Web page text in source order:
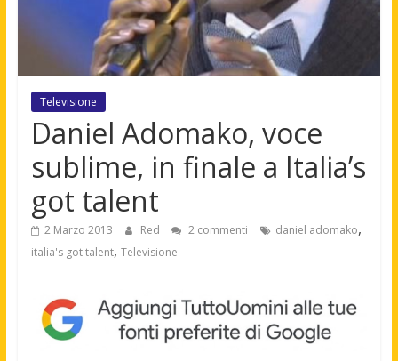
Televisione
Daniel Adomako, voce
sublime, in finale a Italia’s
got talent
2 Marzo 2013 Red 2 commenti daniel adomako,
italia's got talent, Televisione